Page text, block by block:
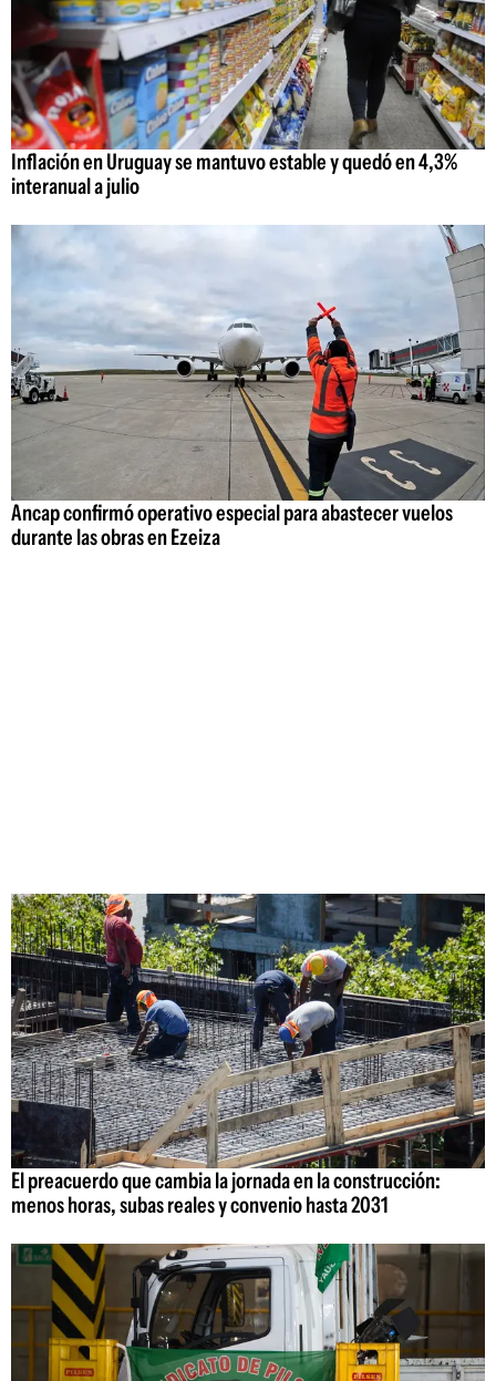
Inflación en Uruguay se mantuvo estable y quedó en 4,3%
interanual a julio
Ancap confirmó operativo especial para abastecer vuelos
durante las obras en Ezeiza
El preacuerdo que cambia la jornada en la construcción:
menos horas, subas reales y convenio hasta 2031